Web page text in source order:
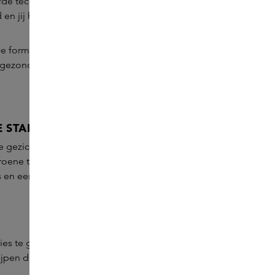
jij hiervan profiteren.
formules zijn ontwikkeld om de huid te vernieuwen en
uitstraling en een zelfverzekerd gevoel, elke
VOOR JE SKINCARE ROUTINE
gezichtsreiniging die make-up en overtollig talg
thee als antioxidant vrije radicalen neutraliseert. Na
een egale uitstraling.
te geven over RéVive-producten en hoe je ze het
dat elke huid uniek is, en we willen ervoor zorgen